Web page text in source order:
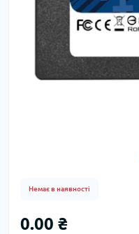
Немає в наявності
0.00 ₴